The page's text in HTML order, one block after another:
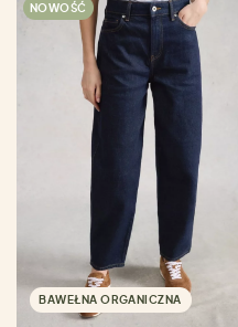
NOWOŚĆ
BAWEŁNA ORGANICZNA